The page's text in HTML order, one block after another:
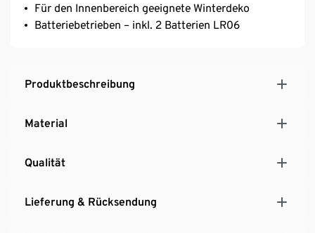
Für den Innenbereich geeignete Winterdeko
Batteriebetrieben – inkl. 2 Batterien LR06
Produktbeschreibung
Material
Qualität
Lieferung & Rücksendung